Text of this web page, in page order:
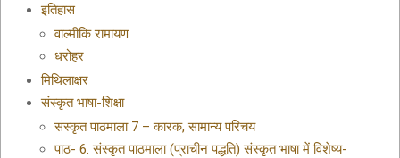
इतिहास
वाल्मीकि रामायण
धरोहर
मिथिलाक्षर
संस्कृत भाषा-शिक्षा
संस्कृत पाठमाला 7 – कारक, सामान्य परिचय
पाठ- 6. संस्कृत पाठमाला (प्राचीन पद्धति) संस्कृत भाषा में विशेष्य-